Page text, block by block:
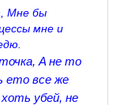
Мне бы
мне и
A не то
ето все же
убей, не